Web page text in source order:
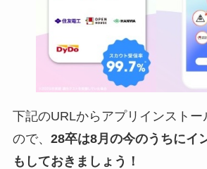
下記のURLからアプリインストー
ので、 28卒は8月の今のうちにイ
もしておきましょう！